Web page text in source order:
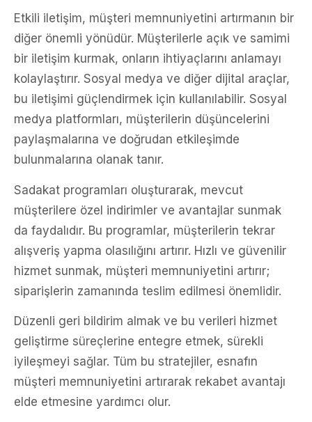
Etkili iletişim, müşteri memnuniyetini artırmanın bir
diğer önemli yönüdür. Müşterilerle açık ve samimi
bir iletişim kurmak, onların ihtiyaçlarını anlamayı
kolaylaştırır. Sosyal medya ve diğer dijital araçlar,
bu iletişimi güçlendirmek için kullanılabilir. Sosyal
medya platformları, müşterilerin düşüncelerini
paylaşmalarına ve doğrudan etkileşimde
bulunmalarına olanak tanır.
Sadakat programları oluşturarak, mevcut
müşterilere özel indirimler ve avantajlar sunmak
da faydalıdır. Bu programlar, müşterilerin tekrar
alışveriş yapma olasılığını artırır. Hızlı ve güvenilir
hizmet sunmak, müşteri memnuniyetini artırır;
siparişlerin zamanında teslim edilmesi önemlidir.
Düzenli geri bildirim almak ve bu verileri hizmet
geliştirme süreçlerine entegre etmek, sürekli
iyileşmeyi sağlar. Tüm bu stratejiler, esnafın
müşteri memnuniyetini artırarak rekabet avantajı
elde etmesine yardımcı olur.